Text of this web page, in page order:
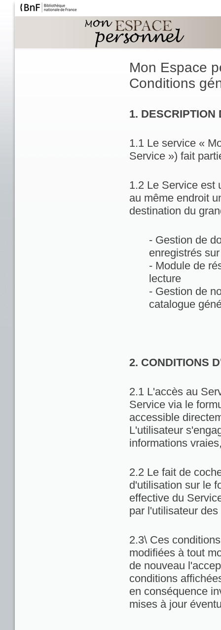
Mon Espace
Conditions
1. DESCRIPTION
1.1 Le service «
Service ») fait
1.2 Le Service est
au même endroit
destination du
- Gestion de
enregistrés
- Module de
lecture
- Gestion de
catalogue
2. CONDITIONS
2.1 L'accès au
Service via le
accessible
L'utilisateur
informations
2.2 Le fait de
d'utilisation sur le
effective du
par l'utilisateur
2.3\ Ces
modifiées à tout
de nouveau
conditions
en conséquence
mises à jour